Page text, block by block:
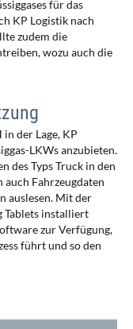
für das
KP Logistik nach
zudem die
wozu auch die
der Lage, KP
LKWs anzubieten.
des Typs Truck in den
Fahrzeugdaten
auslesen. Mit der
Tablets installiert
zur Verfügung,
führt und so den